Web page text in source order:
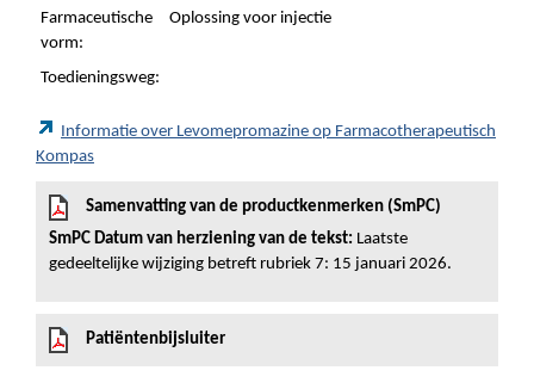
Farmaceutische
vorm:
Oplossing voor injectie
Toedieningsweg:
Informatie over Levomepromazine op Farmacotherapeutisch
Kompas
Samenvatting van de productkenmerken (SmPC)
SmPC Datum van herziening van de tekst: Laatste
gedeeltelijke wijziging betreft rubriek 7: 15 januari 2026.
Patiëntenbijsluiter